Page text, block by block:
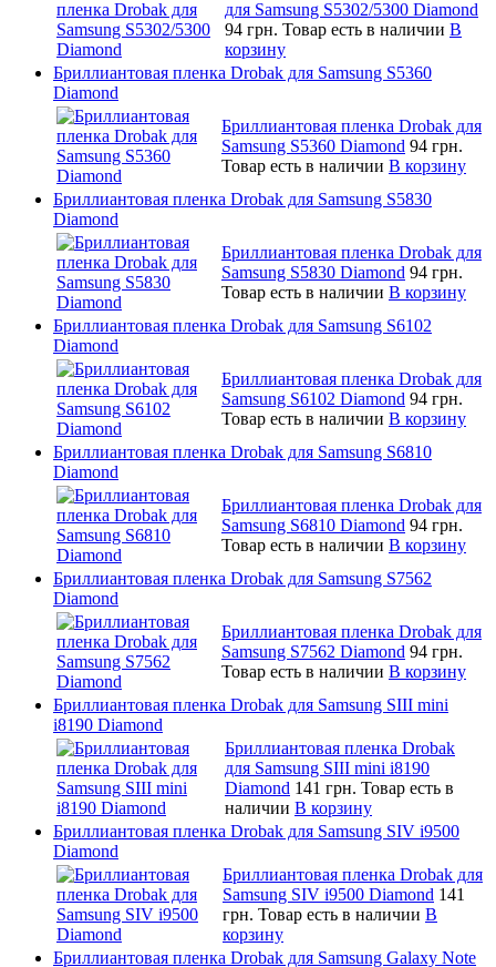
для Samsung S5302/5300 Diamond
94 грн. Товар есть в наличии В
корзину
Бриллиантовая пленка Drobak для Samsung S5360
Diamond
Бриллиантовая пленка Drobak для
Samsung S5360 Diamond 94 грн.
Товар есть в наличии В корзину
Бриллиантовая пленка Drobak для Samsung S5830
Diamond
Бриллиантовая пленка Drobak для
Samsung S5830 Diamond 94 грн.
Товар есть в наличии В корзину
Бриллиантовая пленка Drobak для Samsung S6102
Diamond
Бриллиантовая пленка Drobak для
Samsung S6102 Diamond 94 грн.
Товар есть в наличии В корзину
Бриллиантовая пленка Drobak для Samsung S6810
Diamond
Бриллиантовая пленка Drobak для
Samsung S6810 Diamond 94 грн.
Товар есть в наличии В корзину
Бриллиантовая пленка Drobak для Samsung S7562
Diamond
Бриллиантовая пленка Drobak для
Samsung S7562 Diamond 94 грн.
Товар есть в наличии В корзину
Бриллиантовая пленка Drobak для Samsung SIII mini
i8190 Diamond
Бриллиантовая пленка Drobak
для Samsung SIII mini i8190
Diamond 141 грн. Товар есть в
наличии В корзину
Бриллиантовая пленка Drobak для Samsung SIV i9500
Diamond
Бриллиантовая пленка Drobak для
Samsung SIV i9500 Diamond 141
грн. Товар есть в наличии В
корзину
Бриллиантовая пленка Drobak для Samsung Galaxy Note